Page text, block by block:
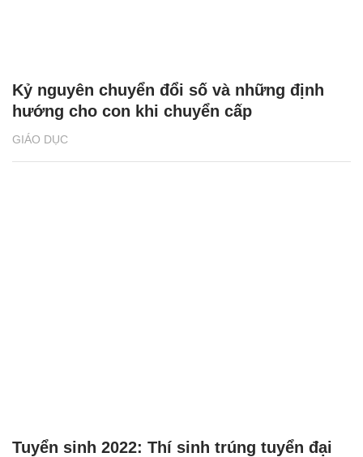
GIÁO DỤC
Kỷ nguyên chuyển đổi số và những định
hướng cho con khi chuyển cấp
Tuyển sinh 2022: Thí sinh trúng tuyển đại